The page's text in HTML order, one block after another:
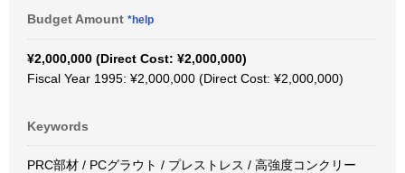
Budget Amount *help
¥2,000,000 (Direct Cost: ¥2,000,000)
Fiscal Year 1995: ¥2,000,000 (Direct Cost: ¥2,000,000)
Keywords
PRC部材 / PCグラウト / プレストレス / 高強度コンクリー